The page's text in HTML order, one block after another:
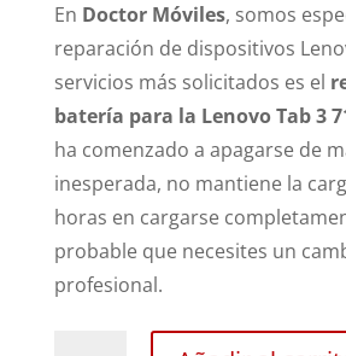
En Doctor Móviles, somos
reparación de dispositivos
servicios más solicitados es el
batería para la Lenovo Tab 3
ha comenzado a apagarse de
inesperada, no mantiene la
horas en cargarse
probable que necesites un
profesional.